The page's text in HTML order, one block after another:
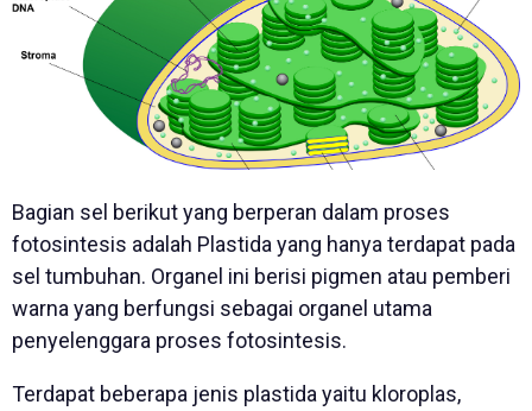
Bagian sel berikut yang berperan dalam proses
fotosintesis adalah Plastida yang hanya terdapat pada
sel tumbuhan. Organel ini berisi pigmen atau pemberi
warna yang berfungsi sebagai organel utama
penyelenggara proses fotosintesis.
Terdapat beberapa jenis plastida yaitu kloroplas,